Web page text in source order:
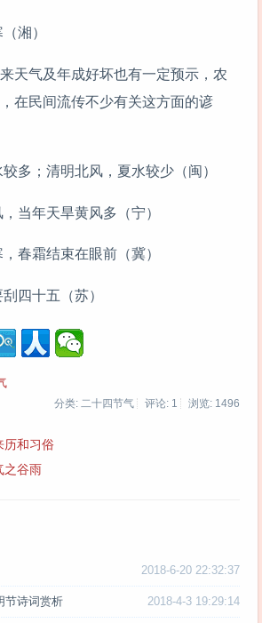
湘）
天气及年成好坏也有一定预示，农
在民间流传不少有关这方面的谚
多；清明北风，夏水较少（闽）
当年天旱黄风多（宁）
春霜结束在眼前（冀）
四十五（苏）
分类: 二十四节气 评论: 1 浏览: 1496
历和习俗
之谷雨
2018-6-20 22:32:37
2018-4-3 19:29:14
节诗词赏析